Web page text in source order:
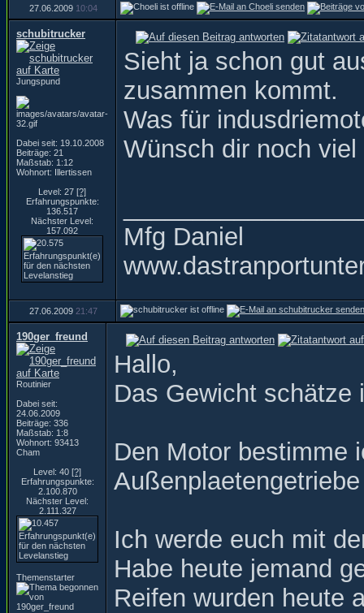
27.06.2009 10:04
schubitrucker
Jungspund
Dabei seit: 19.10.2008
Beiträge: 21
Maßstab: 1:12
Wohnort: Illertissen
Level: 27 [?]
Erfahrungspunkte:
136.517
Nächster Level:
157.092
Sieht ja schon gut
zusammen kommt.
Was für
Wünsch dir noch
Mfg Daniel
27.06.2009 21:47
190ger_freund
Routinier
Dabei seit:
24.06.2009
Beiträge: 336
Maßstab: 1:8
Wohnort: 93413
Cham
Level: 40 [?]
Erfahrungspunkte:
2.100.870
Nächster Level:
2.111.327
Themenstarter
Hallo,
Das Gewicht schätze
Den Motor bestimme
Ich werde euch mit
Habe heute jemand
Reifen wurden heute